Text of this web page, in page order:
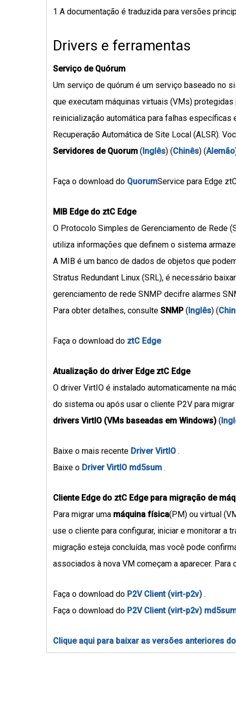
1 A documentação é traduzida para versões
Drivers e ferramentas
Serviço de Quórum
Um serviço de quórum é um serviço baseado no
que executam máquinas virtuais (VMs)
reinicialização automática para falhas específicas
Recuperação Automática de Site Local (ALSR).
Servidores de Quorum( Inglês) (Chinês) (Alemão
Faça o download do QuorumService para Edge
MIB Edge do ztC Edge
O Protocolo Simples de Gerenciamento de Rede
utiliza informações que definem o sistema
A MIB é um banco de dados de objetos que
Stratus Redundant Linux (SRL), é necessário
gerenciamento de rede SNMP decifre alarmes
Para obter detalhes, consulteSNMP( Inglês) (
Faça o download do ztC Edge
Atualização do driver Edge ztC Edge
O driver VirtIO é instalado automaticamente na
do sistema ou após usar o cliente P2V para
drivers VirtIO (VMs baseadas em Windows)(
Baixe o mais recente Driver VirtIO .
Baixe o Driver VirtIO md5sum .
Cliente Edge do ztC Edge para migração de
Para migrar uma máquina física(PM) ou virtual
use o cliente para configurar, iniciar e monitorar a
migração esteja concluída, mas você pode
associados à nova VM começam a aparecer.
Faça o download do P2V Client (virt-p2v) .
Faça o download do P2V Client (virt-p2v)
Clique aqui para baixar as versões anteriores